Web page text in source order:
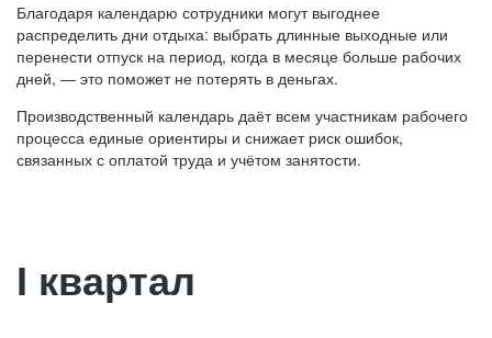
Благодаря календарю сотрудники могут выгоднее
распределить дни отдыха: выбрать длинные выходные или
перенести отпуск на период, когда в месяце больше рабочих
дней, — это поможет не потерять в деньгах.
Производственный календарь даёт всем участникам рабочего
процесса единые ориентиры и снижает риск ошибок,
связанных с оплатой труда и учётом занятости.
I квартал